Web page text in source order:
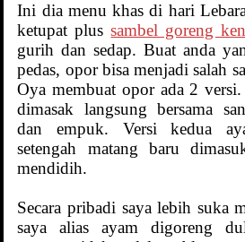
Ini dia menu khas di hari
ketupat plussambel goreng
gurih dan sedap. Buat anda
pedas, opor bisa menjadi salah
Oya membuat opor ada 2
dimasak langsung bersama
dan empuk. Versi kedua
setengah matang baru
mendidih.
Secara pribadi saya lebih suka
saya alias ayam digoreng